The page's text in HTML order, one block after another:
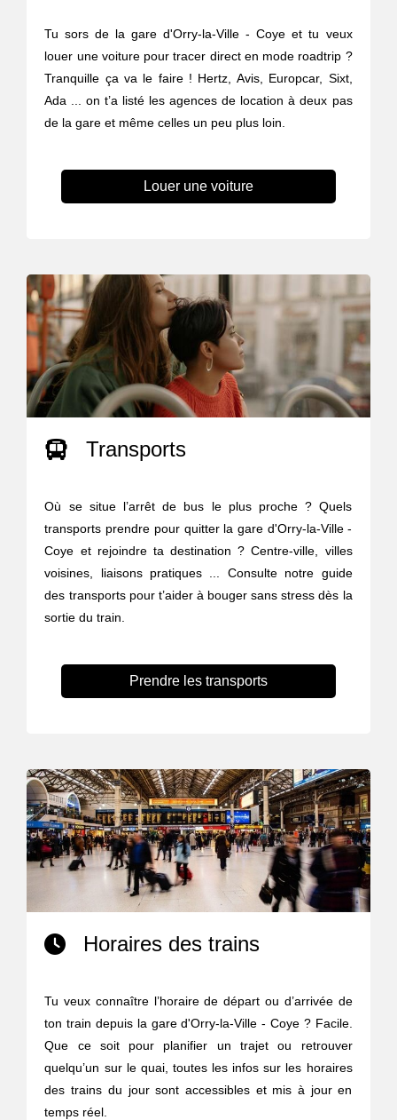
Tu sors de la gare d'Orry-la-Ville - Coye et tu veux
louer une voiture pour tracer direct en mode roadtrip ?
Tranquille ça va le faire ! Hertz, Avis, Europcar, Sixt,
Ada ... on t’a listé les agences de location à deux pas
de la gare et même celles un peu plus loin.
Louer une voiture
Transports
Où se situe l’arrêt de bus le plus proche ? Quels
transports prendre pour quitter la gare d'Orry-la-Ville -
Coye et rejoindre ta destination ? Centre-ville, villes
voisines, liaisons pratiques ... Consulte notre guide
des transports pour t’aider à bouger sans stress dès la
sortie du train.
Prendre les transports
Horaires des trains
Tu veux connaître l’horaire de départ ou d’arrivée de
ton train depuis la gare d'Orry-la-Ville - Coye ? Facile.
Que ce soit pour planifier un trajet ou retrouver
quelqu’un sur le quai, toutes les infos sur les horaires
des trains du jour sont accessibles et mis à jour en
temps réel.